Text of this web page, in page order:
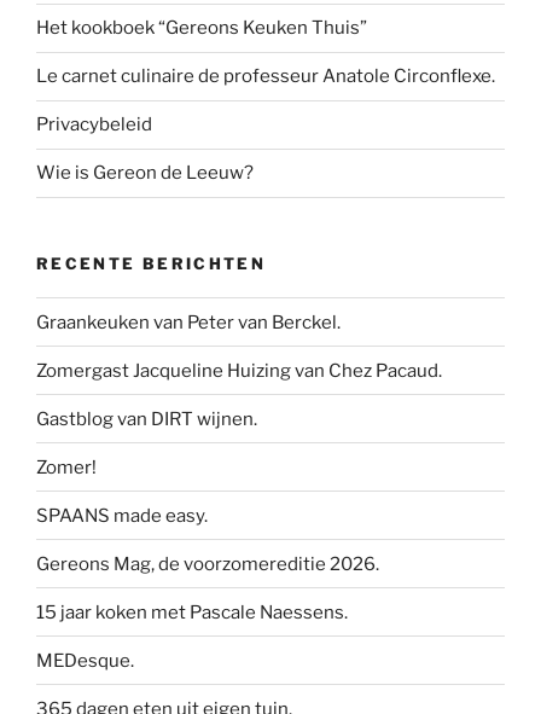
Het kookboek “Gereons Keuken Thuis”
Le carnet culinaire de professeur Anatole Circonflexe.
Privacybeleid
Wie is Gereon de Leeuw?
RECENTE BERICHTEN
Graankeuken van Peter van Berckel.
Zomergast Jacqueline Huizing van Chez Pacaud.
Gastblog van DIRT wijnen.
Zomer!
SPAANS made easy.
Gereons Mag, de voorzomereditie 2026.
15 jaar koken met Pascale Naessens.
MEDesque.
365 dagen eten uit eigen tuin.